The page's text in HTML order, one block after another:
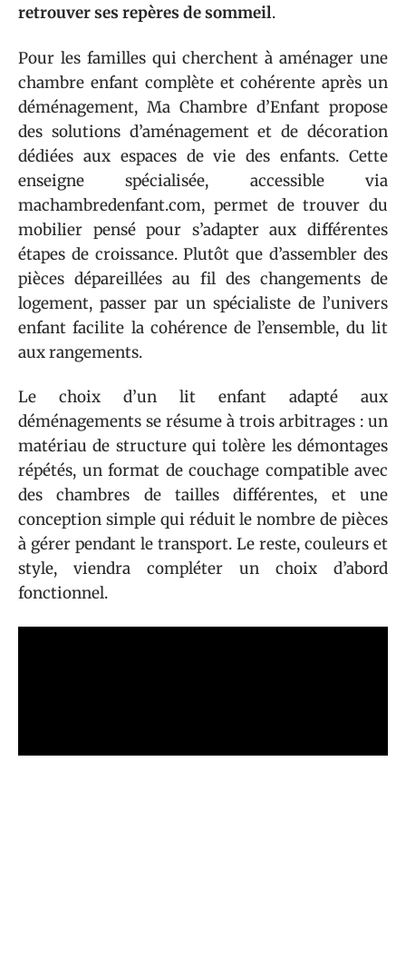
retrouver ses repères de sommeil.
Pour les familles qui cherchent à aménager une
chambre enfant complète et cohérente après un
déménagement, Ma Chambre d’Enfant propose
des solutions d’aménagement et de décoration
dédiées aux espaces de vie des enfants. Cette
enseigne spécialisée, accessible via
machambredenfant.com, permet de trouver du
mobilier pensé pour s’adapter aux différentes
étapes de croissance. Plutôt que d’assembler des
pièces dépareillées au fil des changements de
logement, passer par un spécialiste de l’univers
enfant facilite la cohérence de l’ensemble, du lit
aux rangements.
Le choix d’un lit enfant adapté aux
déménagements se résume à trois arbitrages : un
matériau de structure qui tolère les démontages
répétés, un format de couchage compatible avec
des chambres de tailles différentes, et une
conception simple qui réduit le nombre de pièces
à gérer pendant le transport. Le reste, couleurs et
style, viendra compléter un choix d’abord
fonctionnel.